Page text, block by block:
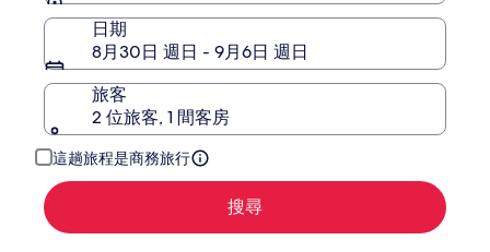
日期
8月30日 週日 - 9月6日 週日
旅客
2 位旅客, 1 間客房
這趟旅程是商務旅行
搜尋